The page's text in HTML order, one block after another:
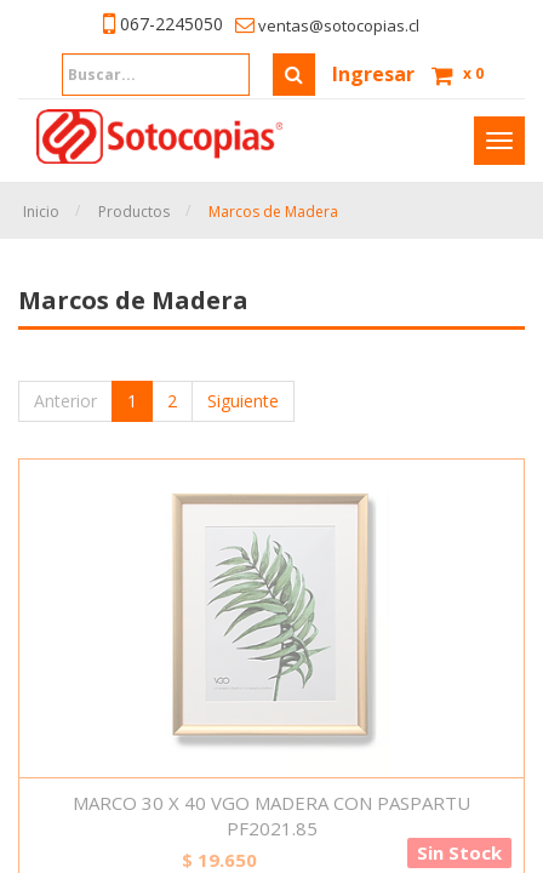
067-2245050 ventas@sotocopias.cl
Ingresar x 0
Inicio Productos Marcos de Madera
Marcos de Madera
Anterior 1 2 Siguiente
MARCO 30 X 40 VGO MADERA CON PASPARTU
PF2021.85
$ 19.650 Sin Stock